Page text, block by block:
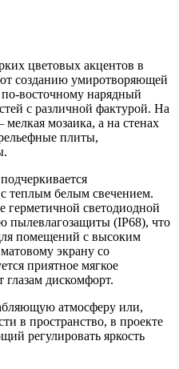
цветовых акцентов в
созданию умиротворяющей
восточному нарядный
с различной фактурой. На
мозаика, а на стенах
плиты,
теплым белым свечением.
герметичной светодиодной
пылевлагозащиты (IP68), что
помещений с высоким
экрану со
приятное мягкое
глазам дискомфорт.
атмосферу или,
в пространство, в проекте
регулировать яркость